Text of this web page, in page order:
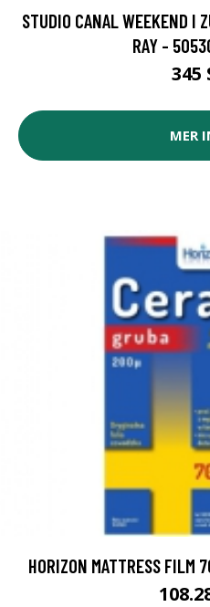
STUDIO CANAL WEEKEND I
RAY -
345
MER
HORIZON MATTRESS